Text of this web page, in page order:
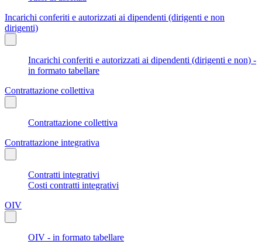
Incarichi conferiti e autorizzati ai dipendenti (dirigenti e non
dirigenti)
Incarichi conferiti e autorizzati ai dipendenti (dirigenti e non) -
in formato tabellare
Contrattazione collettiva
Contrattazione collettiva
Contrattazione integrativa
Contratti integrativi
Costi contratti integrativi
OIV
OIV - in formato tabellare